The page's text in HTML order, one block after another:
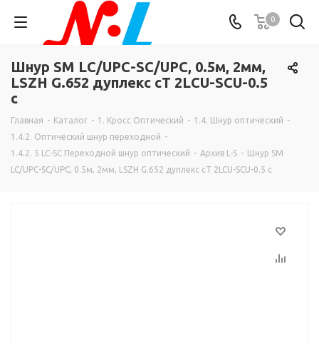
0
Шнур SM LC/UPC-SC/UPC, 0.5м, 2мм,
LSZH G.652 дуплекс cT 2LCU-SCU-0.5
c
Главная - Каталог - 1. Кросс Оптический - 1.4. Шнур оптический -
1.4.2. Оптический шнур переходной -
1.4.2. 5 LC-SC Переходной шнур оптический - Архив L-S - Шнур SM
LC/UPC-SC/UPC, 0.5м, 2мм, LSZH G.652 дуплекс cT 2LCU-SCU-0.5 c